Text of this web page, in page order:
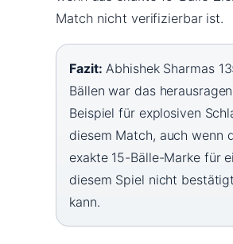
Match nicht verifizierbar ist.
Fazit: Abhishek Sharmas
Bällen war das
Beispiel für explosiven
diesem Match, auch wenn
exakte 15-Bälle-Marke für
diesem Spiel nicht
kann.